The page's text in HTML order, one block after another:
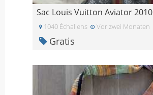
Sac Louis Vuitton Aviator 2010
1040 Échallens Vor zwei Monaten
Gratis